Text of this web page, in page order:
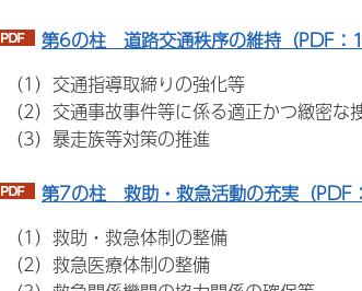
第6の柱 道路交通秩序の維持（PDF：
（1）交通指導取締りの強化等
（2）交通事故事件等に係る適正かつ緻密な
（3）暴走族等対策の推進
第7の柱 救助・救急活動の充実（PDF
（1）救助・救急体制の整備
（2）救急医療体制の整備